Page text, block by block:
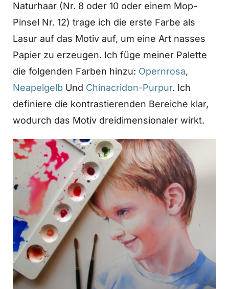
Naturhaar (Nr. 8 oder 10 oder einem Mop-
Pinsel Nr. 12) trage ich die erste Farbe als
Lasur auf das Motiv auf, um eine Art nasses
Papier zu erzeugen. Ich füge meiner Palette
die folgenden Farben hinzu: Opernrosa,
Neapelgelb Und Chinacridon-Purpur. Ich
definiere die kontrastierenden Bereiche klar,
wodurch das Motiv dreidimensionaler wirkt.